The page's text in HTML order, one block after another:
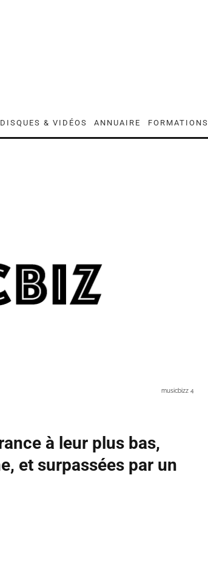
DISQUES & VIDÉOS ANNUAIRE FORMATIONS
musicbizz 4
à leur plus bas,
et surpassées par un